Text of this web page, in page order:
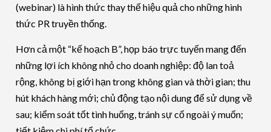
(webinar) là hình thức thay thế hiệu quả cho những hình
thức PR truyền thống.
Hơn cả một “kế hoạch B”, họp báo trực tuyến mang đến
những lợi ích không nhỏ cho doanh nghiệp: độ lan toả
rộng, không bị giới hạn trong không gian và thời gian; thu
hút khách hàng mới; chủ động tạo nội dung để sử dụng về
sau; kiểm soát tốt tình huống, tránh sự cố ngoài ý muốn;